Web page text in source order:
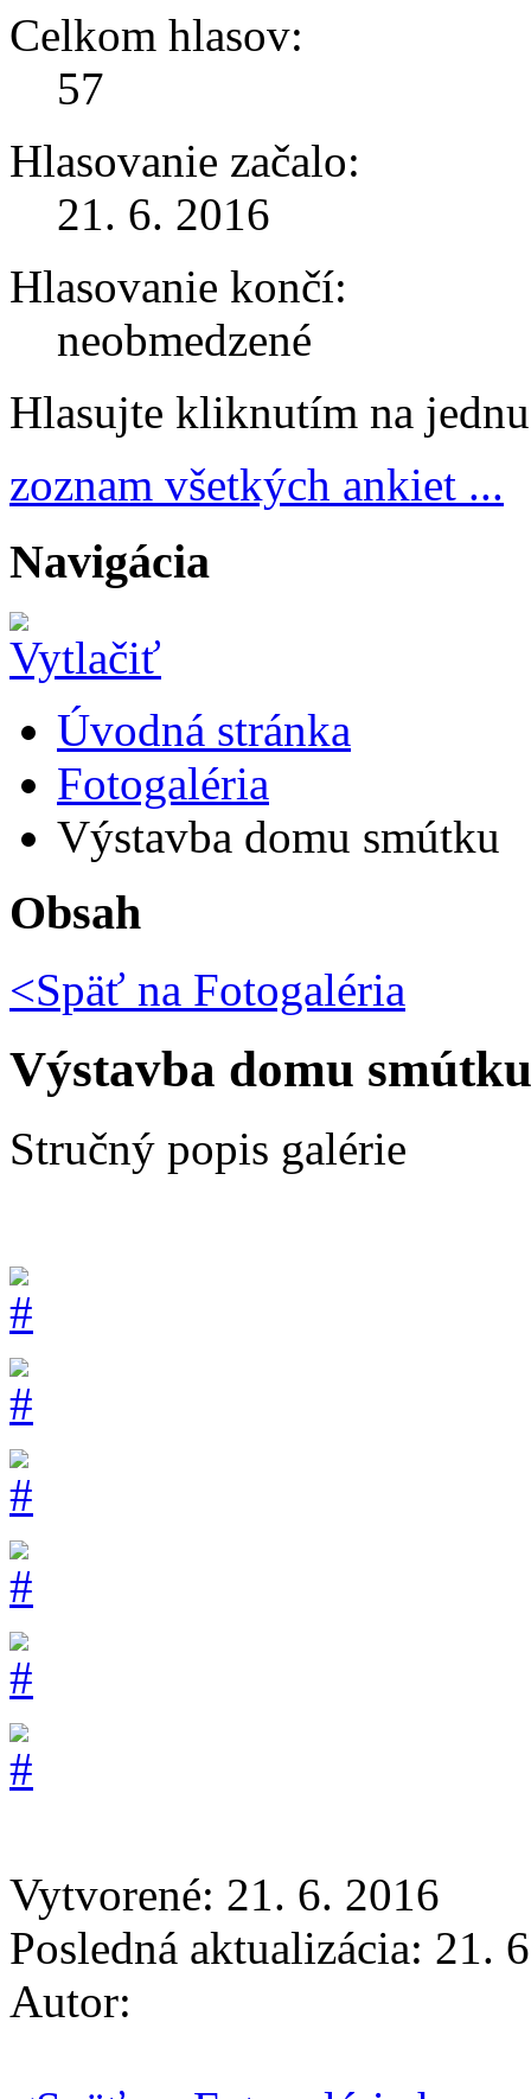
Celkom hlasov:
57
Hlasovanie začalo:
21. 6. 2016
Hlasovanie končí:
neobmedzené
Hlasujte kliknutím na
zoznam všetkých ankiet ...
Navigácia
Úvodná stránka
Fotogaléria
Výstavba domu smútku
Obsah
<Späť na Fotogaléria
Výstavba domu smútku
Stručný popis galérie
Vytvorené: 21. 6. 2016
Posledná aktualizácia: 21.
Autor: